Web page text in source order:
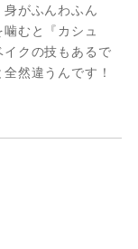
がふんわふん
むと『カシュ
クの技もあるで
然違うんです！